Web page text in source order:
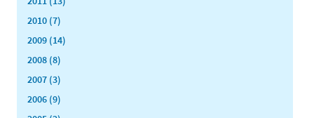
2010 (7)
2009 (14)
2008 (8)
2007 (3)
2006 (9)